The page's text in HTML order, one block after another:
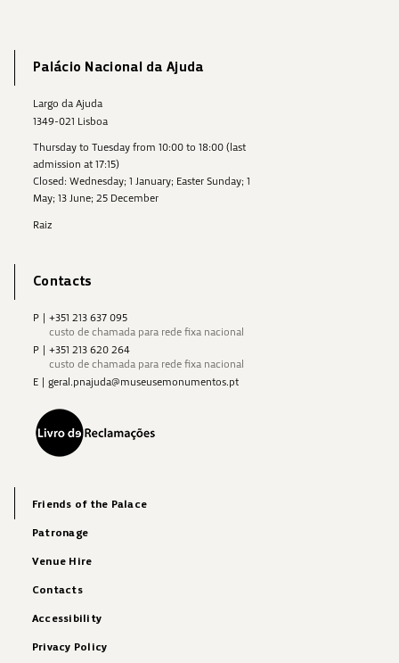
Palácio Nacional da Ajuda
Largo da Ajuda
1349-021 Lisboa
Thursday to Tuesday from 10:00 to 18:00 (last
admission at 17:15)
Closed: Wednesday; 1 January; Easter Sunday; 1
May; 13 June; 25 December
Raiz
Contacts
P
+351 213 637 095
custo de chamada para rede fixa nacional
P
+351 213 620 264
custo de chamada para rede fixa nacional
E
geral.pnajuda@museusemonumentos.pt
Friends of the Palace
Patronage
Venue Hire
Contacts
Accessibility
Privacy Policy